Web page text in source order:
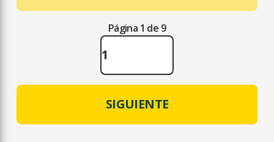
Página 1 de 9
SIGUIENTE